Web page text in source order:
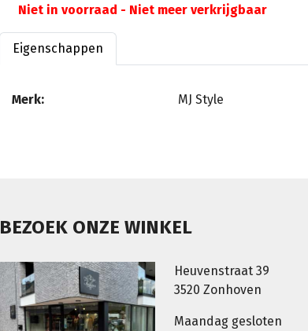
Niet in voorraad - Niet meer verkrijgbaar
Eigenschappen
Merk: MJ Style
BEZOEK ONZE WINKEL
Heuvenstraat 39
3520 Zonhoven
Maandag gesloten